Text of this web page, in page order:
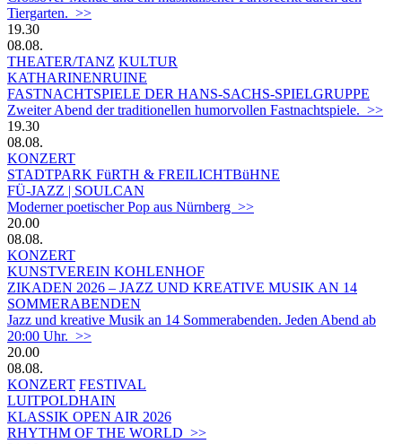
Tiergarten. >>
19.30
08.08.
THEATER/TANZ KULTUR
KATHARINENRUINE
FASTNACHTSPIELE DER HANS-SACHS-SPIELGRUPPE
Zweiter Abend der traditionellen humorvollen Fastnachtspiele. >>
19.30
08.08.
KONZERT
STADTPARK FüRTH & FREILICHTBüHNE
FÜ-JAZZ | SOULCAN
Moderner poetischer Pop aus Nürnberg >>
20.00
08.08.
KONZERT
KUNSTVEREIN KOHLENHOF
ZIKADEN 2026 – JAZZ UND KREATIVE MUSIK AN 14
SOMMERABENDEN
Jazz und kreative Musik an 14 Sommerabenden. Jeden Abend ab
20:00 Uhr. >>
20.00
08.08.
KONZERT FESTIVAL
LUITPOLDHAIN
KLASSIK OPEN AIR 2026
RHYTHM OF THE WORLD >>